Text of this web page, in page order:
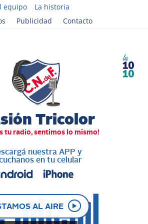
equipo
La historia
Publicidad Contacto
nuestra APP y
en tu celular
AL AIRE